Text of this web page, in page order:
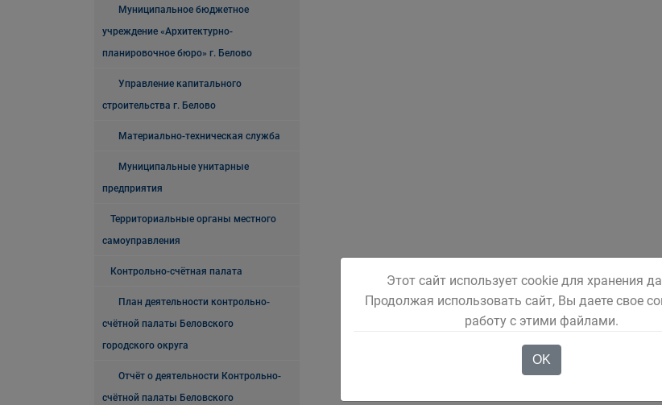
Муниципальное бюджетное
учреждение «Архитектурно-
планировочное бюро» г. Белово
Управление капитального
строительства г. Белово
Материально-техническая служба
Муниципальные унитарные
предприятия
Территориальные органы местного
самоуправления
Контрольно-счётная палата
План деятельности контрольно-
счётной палаты Беловского
городского округа
Отчёт о деятельности Контрольно-
счётной палаты Беловского
Этот сайт использует cookie для хранения
Продолжая использовать сайт, Вы даете свое
работу с этими файлами.
OK